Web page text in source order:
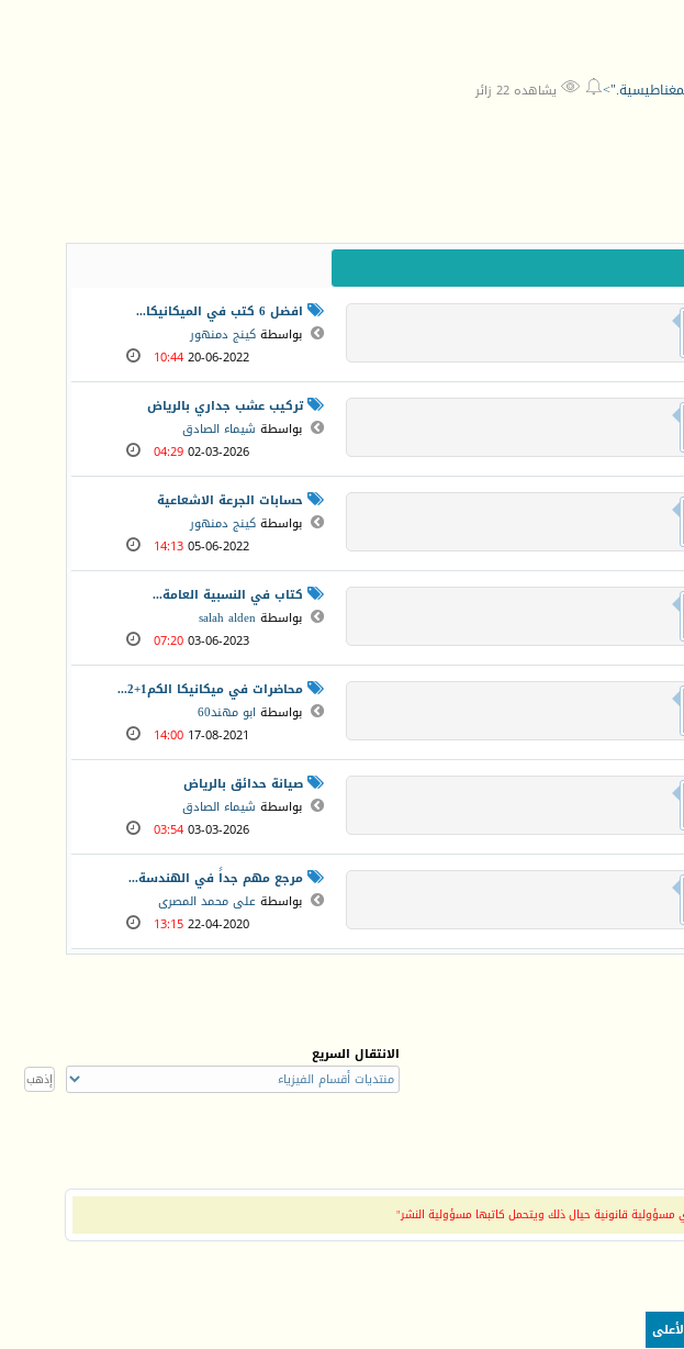

 يشاهده 22 زائر
افضل 6 كتب في الميكانيكا...
بواسطةكينج دمنهور
20-06-2022
10:44
تركيب عشب جداري بالرياض
بواسطة شيماء الصادق
02-03-2026
04:29
حسابات الجرعة الاشعاعية
بواسطةكينج دمنهور
05-06-2022
14:13
كتاب في النسبية العامة...
بواسطةsalah alden
03-06-2023
07:20
محاضرات في ميكانيكا الكم1+2...
بواسطة ابو مهند60
17-08-2021
14:00
صيانة حدائق بالرياض
بواسطة شيماء الصادق
03-03-2026
03:54
مرجع مهم جداً في الهندسة...
بواسطةعلى محمد المصرى
22-04-2020
13:15
الانتقال السريع
مسؤولية قانونية حيال ذلك ويتحمل كاتبها مسؤولية النشر"